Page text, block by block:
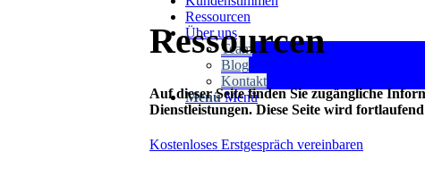
Ressourcen
Über uns
Team
Blog
Kontakt
Menü Menü
Ressourcen
Auf dieser Seite finden Sie zugängliche
Dienstleistungen. Diese Seite wird
Kostenloses Erstgespräch vereinbaren